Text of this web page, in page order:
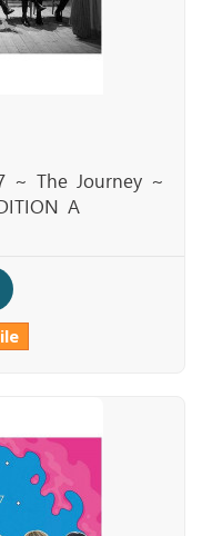
~ The Journey ~
A